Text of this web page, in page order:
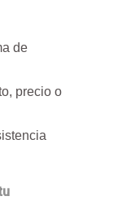
de
precio o